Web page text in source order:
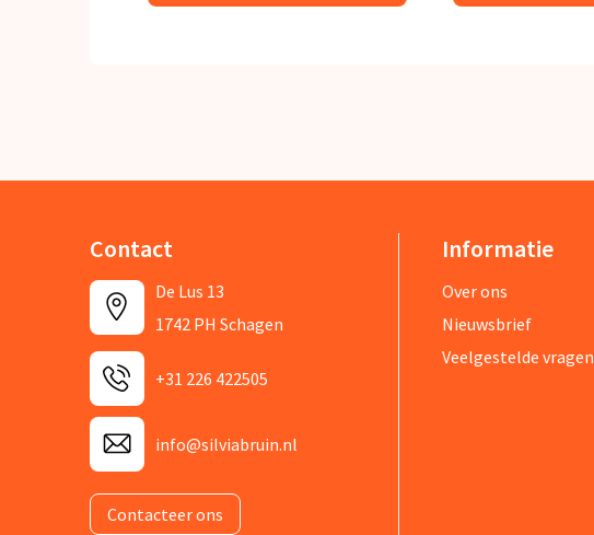
Contact
De Lus 13
1742 PH Schagen
+31 226 422505
info@silviabruin.nl
Contacteer ons
Informatie
Over ons
Nieuwsbrief
Veelgestelde vragen